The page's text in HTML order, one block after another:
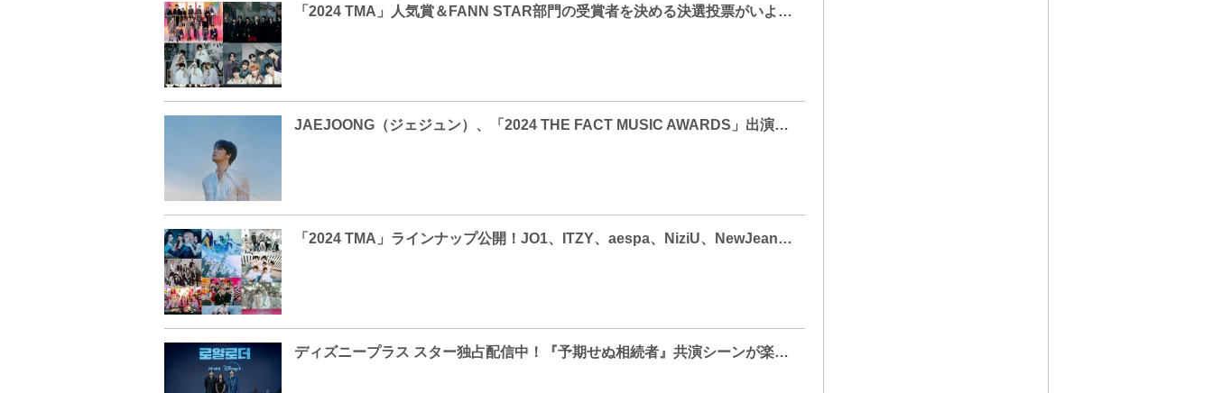
「2024 TMA」人気賞＆FANN STAR部門の受賞者を決める決選投票がいよいよスタート！
JAEJOONG（ジェジュン）、「2024 THE FACT MUSIC AWARDS」出演決定！
「2024 TMA」ラインナップ公開！JO1、ITZY、aespa、NiziU、NewJeans、&TEAM、TWS、NCT WISH、NEXZら全16組のアーティスト出演！
ディズニープラス スター独占配信中！『予期せぬ相続者』共演シーンが楽しすぎて、NG連発！？イ・ジェウク×イ・ジュニョンが魅せる抜群のケミに注目！